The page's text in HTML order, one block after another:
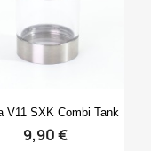
Anteprima
V11 SXK Combi Tank
9,90 €